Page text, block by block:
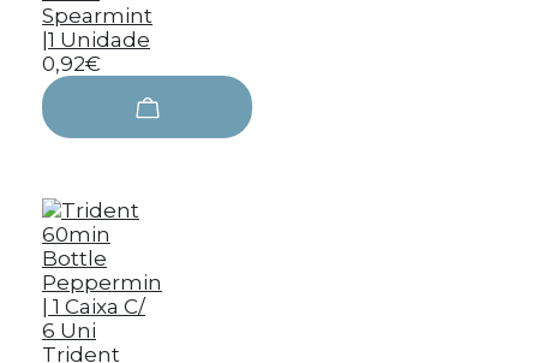
Spearmint
|1 Unidade
0,92€
Trident